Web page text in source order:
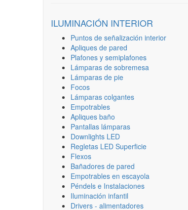
ILUMINACIÓN INTERIOR
Puntos de señalización interior
Apliques de pared
Plafones y semiplafones
Lámparas de sobremesa
Lámparas de pie
Focos
Lámparas colgantes
Empotrables
Apliques baño
Pantallas lámparas
Downlights LED
Regletas LED Superficie
Flexos
Bañadores de pared
Empotrables en escayola
Péndels e Instalaciones
Iluminación infantil
Drivers - alimentadores